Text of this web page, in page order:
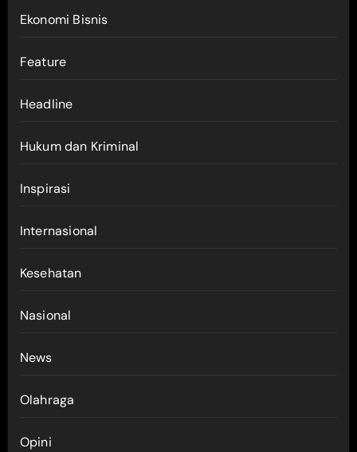
Ekonomi Bisnis
Feature
Headline
Hukum dan Kriminal
Inspirasi
Internasional
Kesehatan
Nasional
News
Olahraga
Opini